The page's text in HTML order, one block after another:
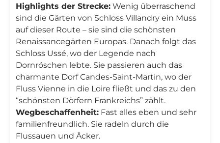
Highlights der Strecke: Wenig überraschend
sind die Gärten von Schloss Villandry ein Muss
auf dieser Route – sie sind die schönsten
Renaissancegärten Europas. Danach folgt das
Schloss Ussé, wo der Legende nach
Dornröschen lebte. Sie passieren auch das
charmante Dorf Candes-Saint-Martin, wo der
Fluss Vienne in die Loire fließt und das zu den
“schönsten Dörfern Frankreichs” zählt.
Wegbeschaffenheit: Fast alles eben und sehr
familienfreundlich. Sie radeln durch die
Flussauen und Äcker.